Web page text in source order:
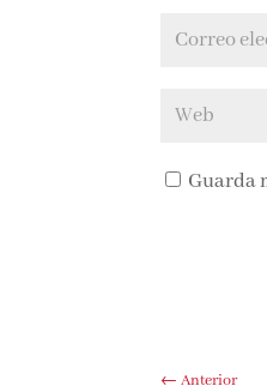
Guarda
←Anterior